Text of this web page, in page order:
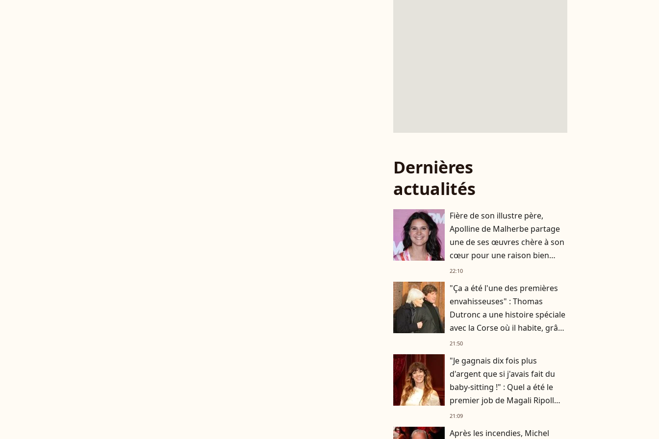
Dernières
actualités
Fière de son illustre père,
Apolline de Malherbe partage
une de ses œuvres chère à son
cœur pour une raison bien
particulière
22:10
"Ça a été l'une des premières
envahisseuses" : Thomas
Dutronc a une histoire spéciale
avec la Corse où il habite, grâce
à sa maman Françoise Hardy
21:50
"Je gagnais dix fois plus
d'argent que si j'avais fait du
baby-sitting !" : Quel a été le
premier job de Magali Ripoll
(N'oubliez pas les paroles) ?
21:09
Après les incendies, Michel